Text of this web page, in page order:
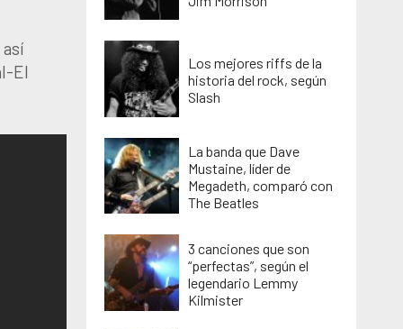
El
Los mejores riffs de la
historia del rock, según
Slash
La banda que Dave
Mustaine, líder de
Megadeth, comparó con
The Beatles
3 canciones que son
“perfectas”, según el
legendario Lemmy
Kilmister